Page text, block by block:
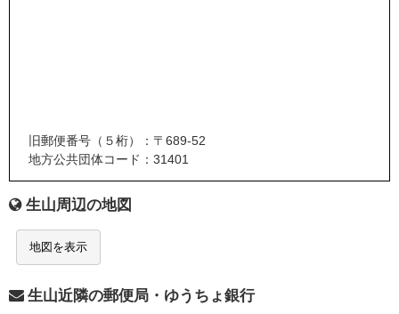
旧郵便番号（５桁）：〒689-52
地方公共団体コード：31401
生山周辺の地図
地図を表示
生山近隣の郵便局・ゆうちょ銀行